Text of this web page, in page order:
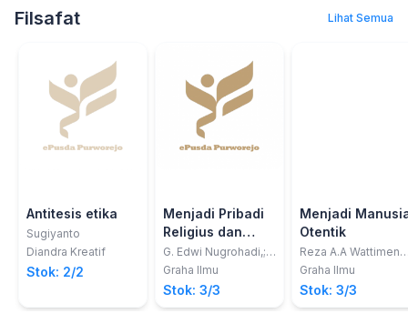
Gunardi Djoko
Filsafat Lihat Semua
Antitesis etika
Sugiyanto
Diandra Kreatif
Stok: 2/2
Menjadi Pribadi
Religius dan
Humanis
G. Edwi Nugrohadi,;
A. Suyono
Antonius Yuniarto,;
H.A. Budi Harijono,; A.
Graha Ilmu
Stok: 3/3
Menjadi
Otentik
Reza A.A
G. Edwi Nugrohadi,;
Graha Ilmu
Stok: 3/3